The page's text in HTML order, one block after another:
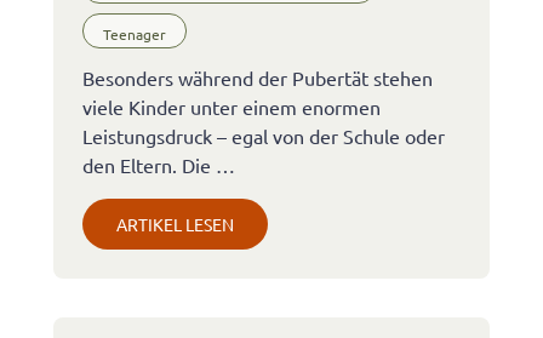
Teenager
Besonders während der Pubertät stehen
viele Kinder unter einem enormen
Leistungsdruck – egal von der Schule oder
den Eltern. Die …
ARTIKEL LESEN